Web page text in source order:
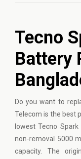
Tecno
Battery
Do you want to
Telecom is the best
lowest Tecno
non-removal 5000
capacity. The